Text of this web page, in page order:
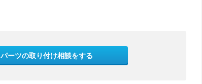
パーツの取り付け相談をする